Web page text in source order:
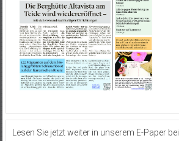
Lesen Sie jetzt weiter in unserem E-Paper bei